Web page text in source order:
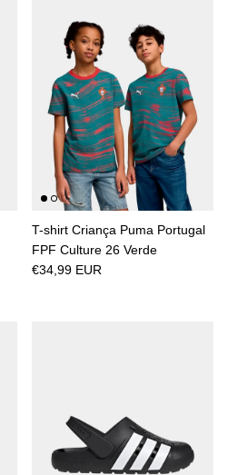
T-shirt Criança Puma Portugal
FPF Culture 26 Verde
€34,99 EUR